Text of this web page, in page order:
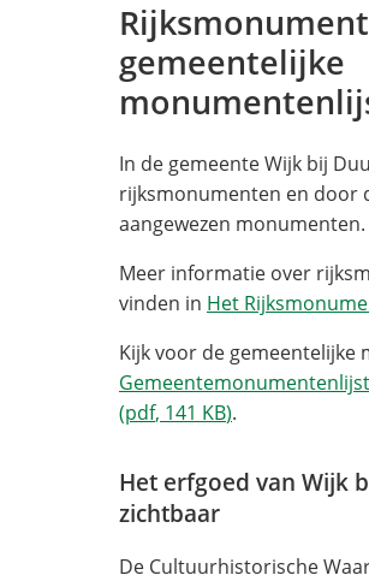
gemeentelijke
In de gemeente Wijk bij
rijksmonumenten en door
aangewezen monumenten.
Meer informatie over
vinden in Het
Kijk voor de
(pdf, 141 KB).
Het erfgoed van Wijk
zichtbaar
De Cultuurhistorische